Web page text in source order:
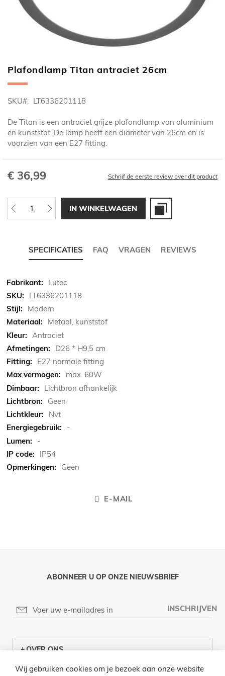
Ga
naar
begin
de
afbeeldingen-
gallerij
Plafondlamp Titan antraciet 26cm
SKU LT6336201118
De Titan is een antraciet grijze plafondlamp van aluminium
en kunststof. De lamp heeft een diameter van 26cm en is
voorzien van een E27 fitting.
€ 36,99 Schrijf de eerste review over dit product
IN WINKELWAGEN
SPECIFICATIES FAQ VRAGEN REVIEWS
Meer
informatie
Lutec
LT6336201118
Modern
Metaal, kunststof
Antraciet
D26 * H9,5 cm
E27 normale fitting
max. 60W
Lichtbron afhankelijk
Geen
Nvt
-
-
IP54
Geen
E-MAIL
ABONNEER U OP ONZE NIEUWSBRIEF
INSCHRIJVEN
OVER ONS
KLANTENCENTRUM
Wij gebruiken cookies om je bezoek aan onze website